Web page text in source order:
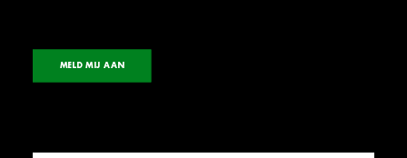
MELD MIJ AAN